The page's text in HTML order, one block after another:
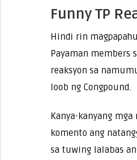
Funny TP
Hindi rin
Payaman members
reaksyon sa
loob ng Congpound.
Kanya-kanyang mga
komento ang
sa tuwing lalabas